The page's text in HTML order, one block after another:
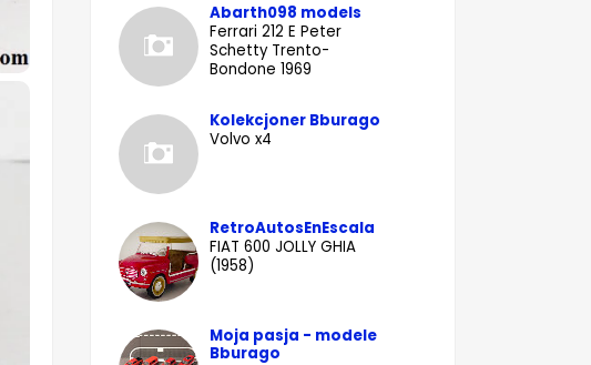
Abarth098 models
Ferrari 212 E Peter
Schetty Trento-
Bondone 1969
Kolekcjoner Bburago
Volvo x4
RetroAutosEnEscala
FIAT 600 JOLLY GHIA
(1958)
Moja pasja - modele
Bburago